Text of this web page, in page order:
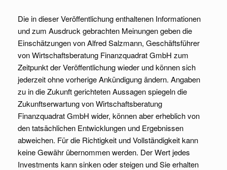
Die in dieser Veröffentlichung enthaltenen Informationen
und zum Ausdruck gebrachten Meinungen geben die
Einschätzungen von Alfred Salzmann, Geschäftsführer
von Wirtschaftsberatung Finanzquadrat GmbH zum
Zeitpunkt der Veröffentlichung wieder und können sich
jederzeit ohne vorherige Ankündigung ändern. Angaben
zu in die Zukunft gerichteten Aussagen spiegeln die
Zukunftserwartung von Wirtschaftsberatung
Finanzquadrat GmbH wider, können aber erheblich von
den tatsächlichen Entwicklungen und Ergebnissen
abweichen. Für die Richtigkeit und Vollständigkeit kann
keine Gewähr übernommen werden. Der Wert jedes
Investments kann sinken oder steigen und Sie erhalten